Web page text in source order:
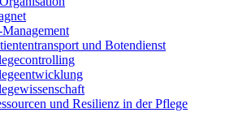
und Botendienst
und Resilienz in der Pflege